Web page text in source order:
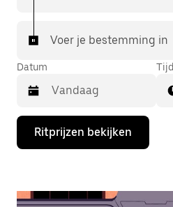
Voer je bestemming in
Datum
Druk
de
de
Tijd
Ritprijzen bekijken